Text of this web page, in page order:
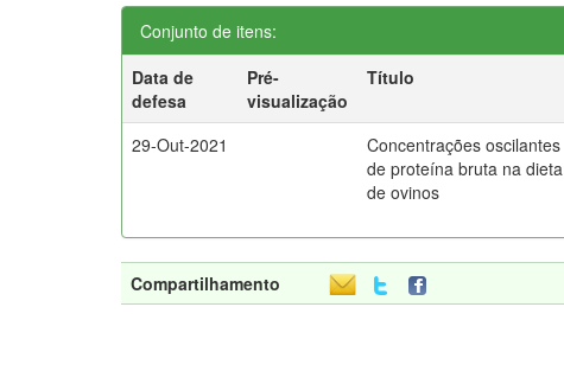
Conjunto de itens:
Data de
defesa
Pré-
visualização
Título
29-Out-2021
Concentrações oscilantes
de proteína bruta na dieta
de ovinos
Compartilhamento